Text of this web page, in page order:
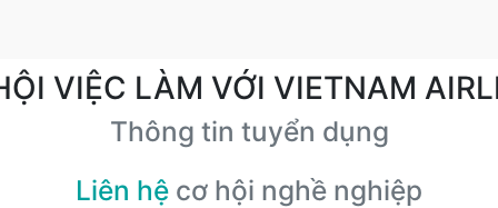
VIỆC LÀM VỚI VIETNAM
Thông tin tuyển dụng
Liên hệ cơ hội nghề nghiệp